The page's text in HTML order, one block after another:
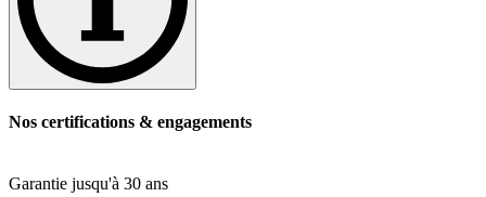
Nos certifications & engagements
Garantie jusqu'à 30 ans